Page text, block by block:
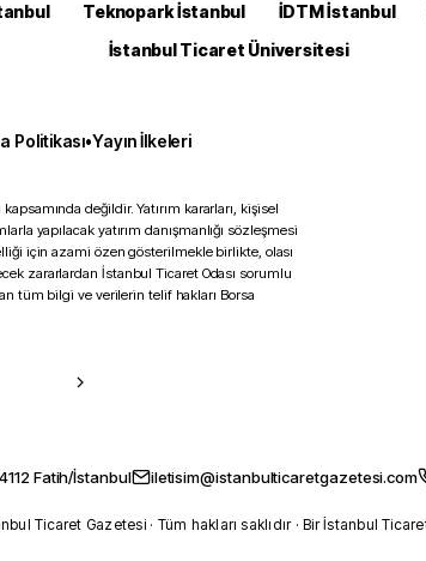
Teknopark İstanbul İDTM İstanbul
İstanbul Ticaret Üniversitesi
Politikası•Yayın İlkeleri
değildir. Yatırım kararları, kişisel
yapılacak yatırım danışmanlığı sözleşmesi
için azami özen gösterilmekle birlikte, olası
zararlardan İstanbul Ticaret Odası sorumlu
tüm bilgi ve verilerin telif hakları Borsa
Fatih/İstanbul iletisim@istanbulticaretgazetesi.com
Ticaret Gazetesi · Tüm hakları saklıdır · Bir İstanbul Ticaret